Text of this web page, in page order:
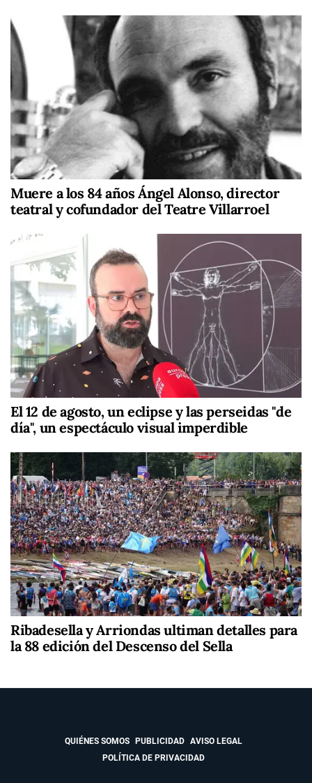
Muere a los 84 años Ángel Alonso, director
teatral y cofundador del Teatre Villarroel
El 12 de agosto, un eclipse y las perseidas "de
día", un espectáculo visual imperdible
Ribadesella y Arriondas ultiman detalles para
la 88 edición del Descenso del Sella
QUIÉNES SOMOS PUBLICIDAD
AVISO LEGAL
POLÍTICA DE PRIVACIDAD